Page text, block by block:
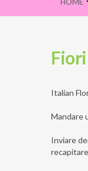
Italian
Mandare
Inviare